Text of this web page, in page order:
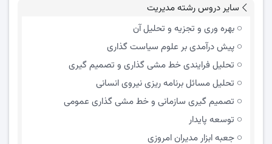
سایر دروس رشته مدیریت
بهره وری و تجزیه و تحلیل آن
پیش درآمدی بر علوم سیاست گذاری
تحلیل فرایندی خط مشی گذاری و تصمیم گیری
تحلیل مسائل برنامه ریزی نیروی انسانی
تصمیم گیری سازمانی و خط مشی گذاری عمومی
توسعه پایدار
جعبه ابزار مدیران امروزی